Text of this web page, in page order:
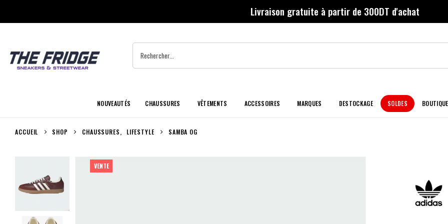
Livraison gratuite à partir de 300DT d'achat
NOUVEAUTÉS CHAUSSURES VÊTEMENTS ACCESSOIRES MARQUES DESTOCKAGE SOLDES
ACCUEIL SHOP CHAUSSURES, LIFESTYLE SAMBA OG
VENTE